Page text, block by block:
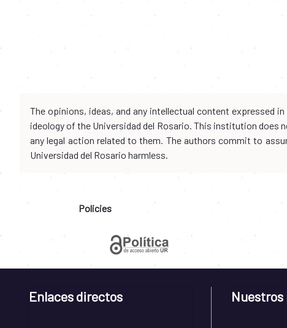
The opinions, ideas, and any intellectual content expressed
ideology of the Universidad del Rosario. This institution does
any legal action related to them. The authors commit to
Universidad del Rosario harmless.
Policies
Enlaces directos